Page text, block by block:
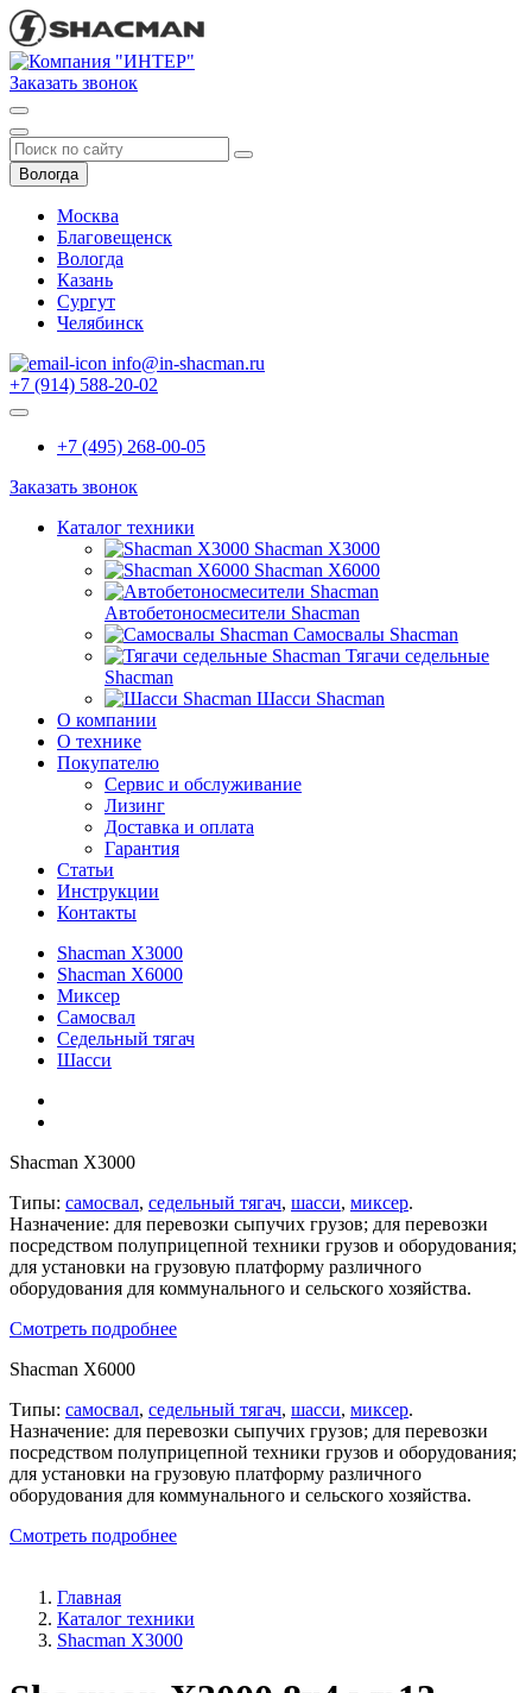
Заказать звонок
Вологда
Москва
Благовещенск
Вологда
Казань
Сургут
Челябинск
info@in-shacman.ru
+7 (914) 588-20-02
+7 (495) 268-00-05
Заказать звонок
Каталог техники
Shacman X3000
Shacman X6000
Автобетоносмесители Shacman
Самосвалы Shacman
Тягачи седельные
Shacman
Шасси Shacman
О компании
О технике
Покупателю
Сервис и обслуживание
Лизинг
Доставка и оплата
Гарантия
Статьи
Инструкции
Контакты
Shacman X3000
Shacman X6000
Миксер
Самосвал
Седельный тягач
Шасси
Shacman X3000
Типы: самосвал, седельный тягач, шасси, миксер.
Назначение: для перевозки сыпучих грузов; для перевозки
посредством полуприцепной техники грузов и оборудования;
для установки на грузовую платформу различного
оборудования для коммунального и сельского хозяйства.
Смотреть подробнее
Shacman X6000
Типы: самосвал, седельный тягач, шасси, миксер.
Назначение: для перевозки сыпучих грузов; для перевозки
посредством полуприцепной техники грузов и оборудования;
для установки на грузовую платформу различного
оборудования для коммунального и сельского хозяйства.
Смотреть подробнее
Главная
Каталог техники
Shacman X3000